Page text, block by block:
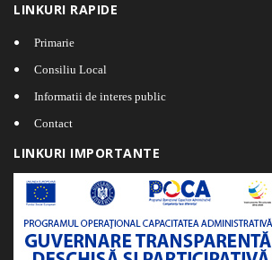
LINKURI RAPIDE
Primarie
Consiliu Local
Informatii de interes public
Contact
LINKURI IMPORTANTE